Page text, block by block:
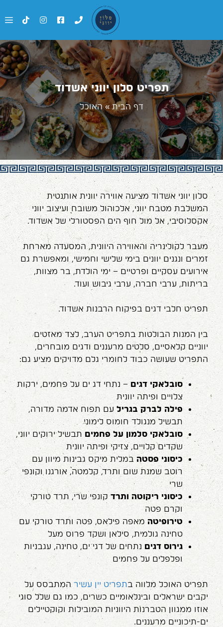
תפריט סלון יווני אשדוד
דף הבית»האוכל
סלון יווני אשדוד מציעה אווירה יוונית אותנטית
המשלבת מטבח יווני, אלכוהול משובח ועיצוב יווני
אקסלוסיבי, אל מול חוף הים הפסטורלי של אשדוד.
מעבר לקולינריה והאווירה היוונית, המסעדה מארחת
זמרים ונגנים יוונים בימי שלישי וחמישי, ומאפשרת גם
אירועים עסקיים ופרטיים – ימי הולדת, בר מצוות,
בריתות, ערבי חברה, ערבי גיבוש ועוד.
תפריט חלבי דגים בפיקוח הרבנות אשדוד.
בין המנות הבולטות בתפריט הערב, לצד מאזטים
יווניים קלאסיים, סלטים מרעננים ודגים מובחרים,
התפריט שעושה כבוד לחומרי גלם מדויקים מציע גם:
סובלאקי דגים – נתחי דג ים על פחמים, ירקות
צלויים ופיתה יוונית
פילה לברק בגריל עם תפוח אדמה מדורה,
תבשיל מנגולד חומוס לימוני
סובלאקי סלמון על פחמים תבשיל ירוקים יווני,
שקדים קלויים, צזיקי ופיתה יוונית
כיסוני פסטה במלית מיקס גבינות מיוון עם
רוטב שמנת שום ותרד, קלמטה, אורגנו וקונפי
שרי
כיסוני ריקוטה ותרדקונפי שרי, תרד טורקי
וקרם פטה
טירופיטה מאפה פילאס, פטה ותרד טורקי עם
טחינה גולמית, סילאן ושקד פרוס מעל
גירוס דגים נתחים של דגי ים, טחינה, עגבניות
ופלפלים על פחמים
תפריט האוכל מלווה בתפריט יין עשיר המתבסס על
יקבים ישראלים ובינלאומיים כשרים, כמו גם שלל סוגי
אוזו ממגוון הטברנות היווניות המובילות וקוקטיילים
ים-תיכוניים מרעננים.